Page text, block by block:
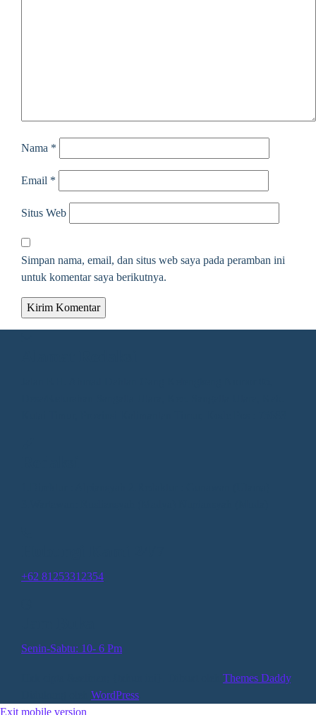
Nama *
Email *
Situs Web
Simpan nama, email, dan situs web saya pada peramban ini
untuk komentar saya berikutnya.
+62 81253312354
Senin-Sabtu: 10- 6 Pm
Themes Daddy.
WordPress
Exit mobile version